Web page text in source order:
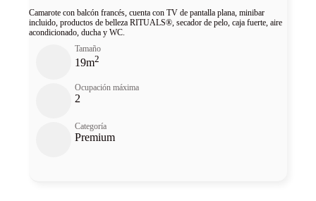
Camarote con balcón francés, cuenta con TV de pantalla plana, minibar
incluido, productos de belleza RITUALS®, secador de pelo, caja fuerte, aire
acondicionado, ducha y WC.
Tamaño
19m2
Ocupación máxima
2
Categoría
Premium